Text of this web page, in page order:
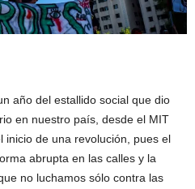
año del estallido social que dio
en nuestro país, desde el MIT
inicio de una revolución, pues el
abrupta en las calles y la
no luchamos sólo contra las